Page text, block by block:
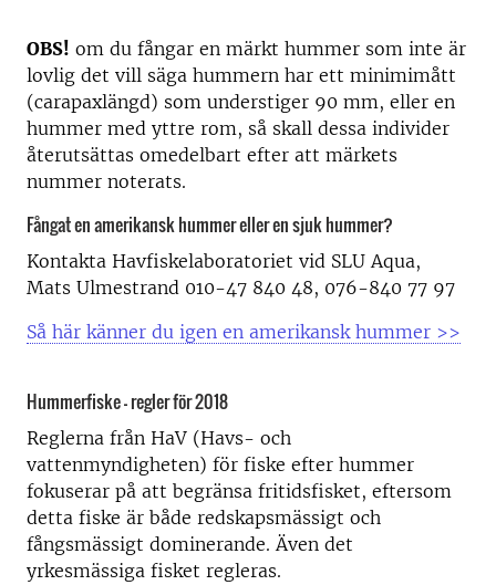
OBS! om du fångar en märkt hummer som inte är
lovlig det vill säga hummern har ett minimimått
(carapaxlängd) som understiger 90 mm, eller en
hummer med yttre rom, så skall dessa individer
återutsättas omedelbart efter att märkets
nummer noterats.
Fångat en amerikansk hummer eller en sjuk hummer?
Kontakta Havfiskelaboratoriet vid SLU Aqua,
Mats Ulmestrand 010-47 840 48, 076-840 77 97
Så här känner du igen en amerikansk hummer >>
Hummerfiske – regler för 2018
Reglerna från HaV (Havs- och
vattenmyndigheten) för fiske efter hummer
fokuserar på att begränsa fritidsfisket, eftersom
detta fiske är både redskapsmässigt och
fångsmässigt dominerande. Även det
yrkesmässiga fisket regleras.